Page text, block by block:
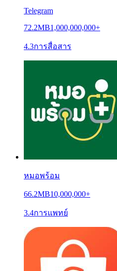
Telegram
72.2MB1,000,000,000+
4.3การสื่อสาร
หมอพร้อม
66.2MB10,000,000+
3.4การแพทย์